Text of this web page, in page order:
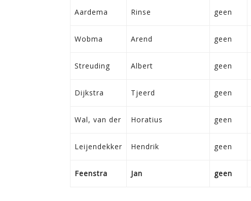
Aardema Rinse geen
Wobma Arend geen
Streuding Albert geen
Dijkstra Tjeerd geen
Wal, van der Horatius geen
Leijendekker Hendrik geen
Feenstra Jan geen